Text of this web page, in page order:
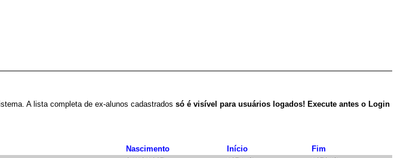
A lista completa de ex-alunos cadastrados só é visível para usuários logados! Execute antes o Login
Nascimento Início
Fim